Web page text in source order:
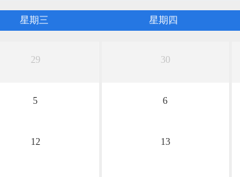
星期三 星期四
29 30
5 6
12 13